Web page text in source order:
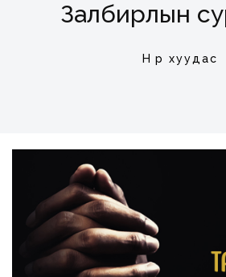
Залбирлын
Нүүр хуудас